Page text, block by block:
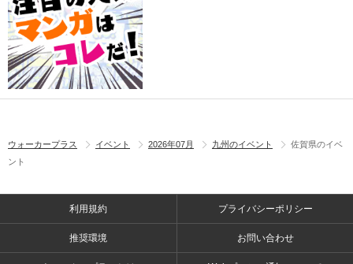
ウォーカープラス イベント 2026年07月 九州のイベント
佐賀県のイベ
ント
利用規約 プライバシーポリシー
推奨環境 お問い合わせ